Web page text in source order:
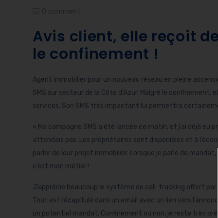
Avis client, elle reçoit
le confinement !
Agent immobilier pour un nouveau réseau en pleine
SMS sur secteur de la Côte d’Azur. Malgré le
services. Son SMS très impactant lui permettra
« Ma campagne SMS a été lancée ce matin, et j’ai déjà eu
attendais pas. Les propriétaires sont disponibles et à
parler de leur projet immobilier. Lorsque je parle de
c’est mon métier !
J’apprécie beaucoup le système de call tracking offert
Tout est récapitulé dans un email avec un lien vers
un potentiel mandat. Confinement ou non, je reste très